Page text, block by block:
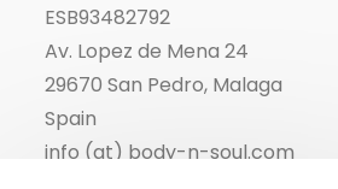
ESB93482792
Av. Lopez de Mena 24
29670 San Pedro, Malaga
Spain
info (at) body-n-soul.com